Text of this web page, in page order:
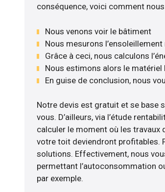
conséquence, voici comment
Nous venons voir le bâtiment
Nous mesurons
Grâce à ceci, nous calculons
Nous estimons alors le matériel
En guise de conclusion, nous
Notre devis est gratuit et se base
vous. D’ailleurs, via l’étude
calculer le moment où les travaux
votre toit deviendront profitables.
solutions. Effectivement, nous
permettant l’autoconsommation
par exemple.